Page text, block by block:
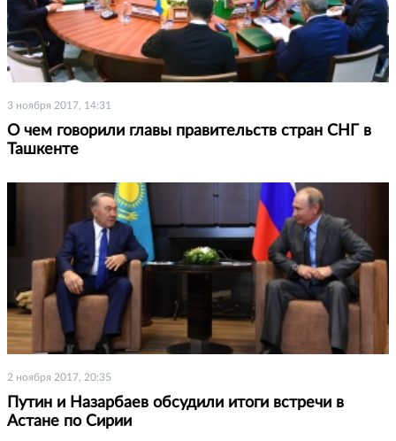
3 ноября 2017, 14:31
О чем говорили главы правительств стран СНГ в
Ташкенте
2 ноября 2017, 20:35
Путин и Назарбаев обсудили итоги встречи в
Астане по Сирии